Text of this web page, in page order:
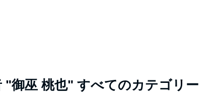
"御巫 桃也" すべてのカテゴリー